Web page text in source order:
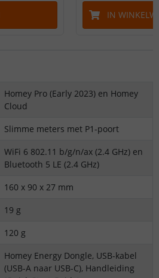
IN
Homey Pro (Early 2023) en Homey
Cloud
Slimme meters met P1-poort
WiFi 6 802.11 b/g/n/ax (2.4 GHz) en
Bluetooth 5 LE (2.4 GHz)
160 x 90 x 27 mm
19 g
120 g
Homey Energy Dongle, USB-kabel
(USB-A naar USB-C), Handleiding